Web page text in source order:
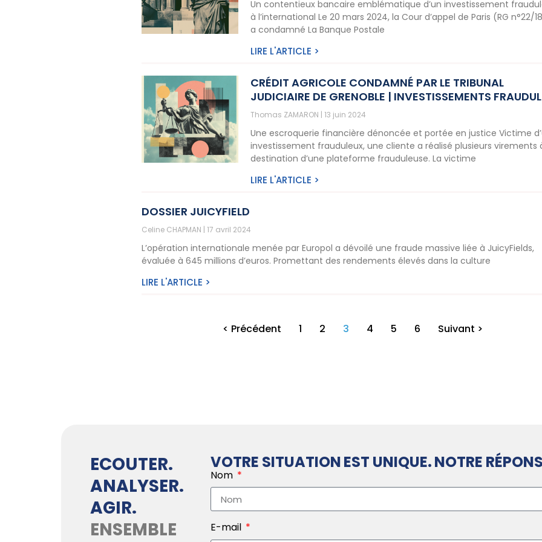
Un contentieux bancaire emblématique d’un investissement
à l’international Le 20 mars 2024, la Cour d’appel de Paris (RG n°22/
a condamné La Banque Postale
LIRE L'ARTICLE >
CRÉDIT AGRICOLE CONDAMNÉ PAR LE TRIBUNAL
JUDICIAIRE DE GRENOBLE | INVESTISSEMENTS
Thomas ZAMARON 13 juin 2024
Une escroquerie financière dénoncée et portée en justice Victime
investissement frauduleux, une cliente a réalisé plusieurs virements
destination d’une plateforme frauduleuse. La victime
LIRE L'ARTICLE >
DOSSIER JUICYFIELD
Celine CHAPMAN 17 avril 2024
L’opération internationale menée par Europol a dévoilé une fraude massive liée à JuicyFields,
évaluée à 645 millions d’euros. Promettant des rendements élevés dans la culture
LIRE L'ARTICLE >
< Précédent 1 2 3 4 5 6 Suivant >
ECOUTER.
ANALYSER.
AGIR.
ENSEMBLE
VOTRE SITUATION EST UNIQUE. NOTRE
Nom
E-mail